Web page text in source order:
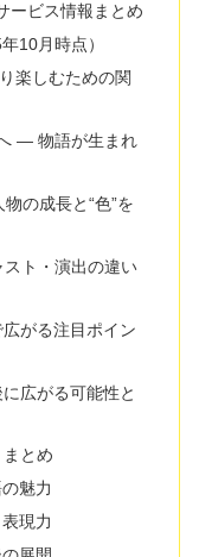
ービス情報まとめ
10月時点）
楽しむための関
― 物語が生まれ
の成長と“色”を
ト・演出の違い
がる注目ポイン
広がる可能性と
とめ
魅力
現力